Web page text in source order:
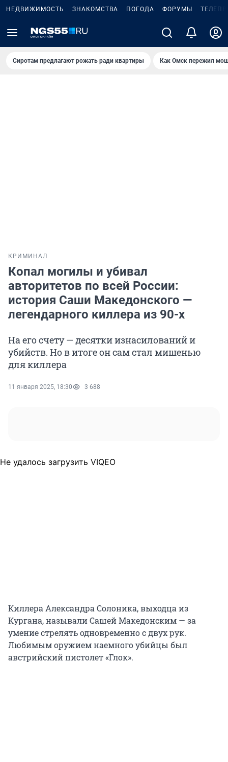
НЕДВИЖИМОСТЬ ЗНАКОМСТВА ПОГОДА ФОРУМЫ
Сиротам предлагают рожать ради квартиры Как Омск пережил
КРИМИНАЛ
Копал могилы и убивал
авторитетов по всей России:
история Саши Македонского —
легендарного киллера из 90-х
На его счету — десятки изнасилований и
убийств. Но в итоге он сам стал мишенью
для киллера
11 января 2025, 18:30 3 688
Не удалось загрузить VIQEO
Киллера Александра Солоника, выходца из
Кургана, называли Сашей Македонским — за
умение стрелять одновременно с двух рук.
Любимым оружием наемного убийцы был
австрийский пистолет «Глок».